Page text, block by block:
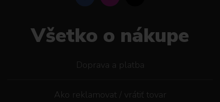
Všetko o nákupe
Doprava a platba
Ako reklamovat / vrátiť tovar